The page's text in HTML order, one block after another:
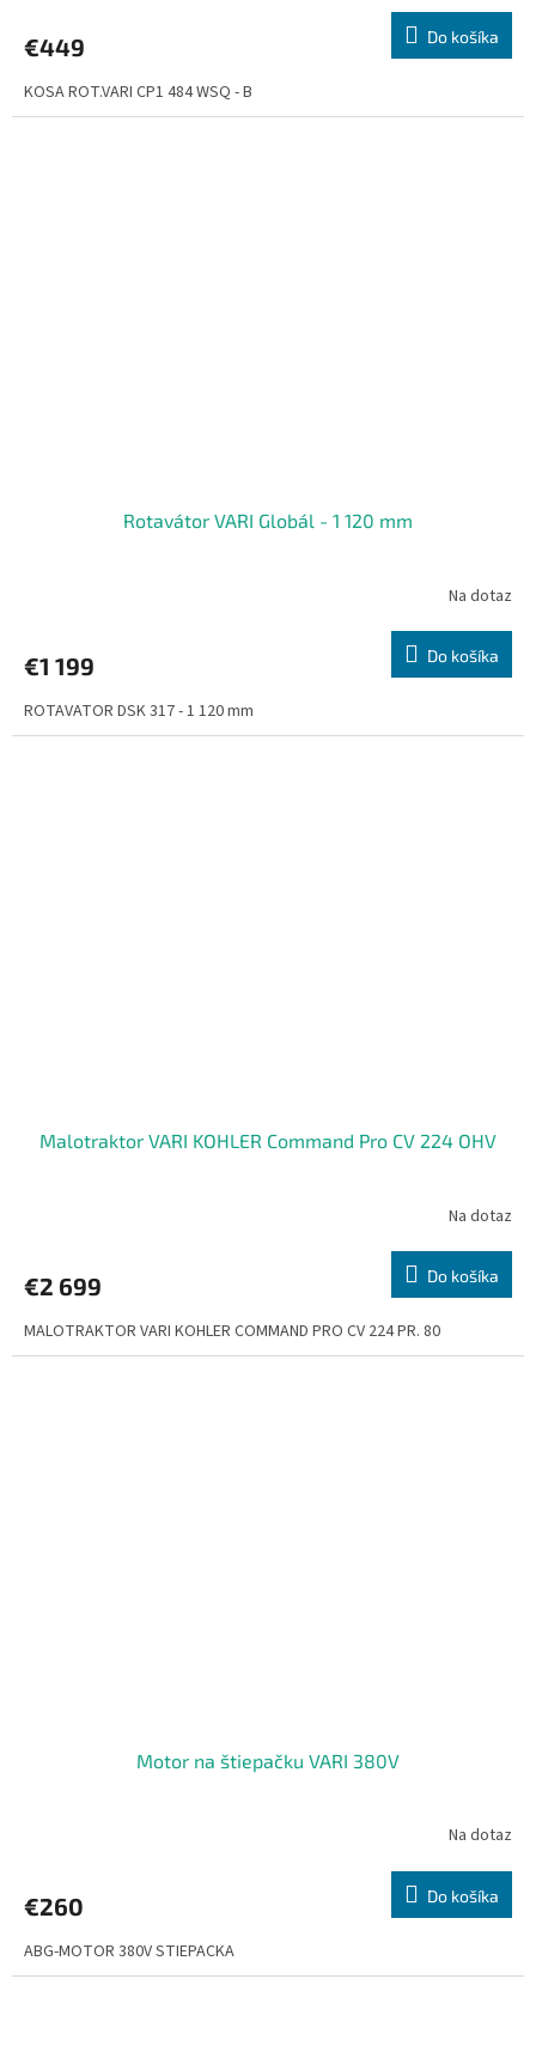
€449 Do košíka
KOSA ROT.VARI CP1 484 WSQ - B
Rotavátor VARI Globál - 1 120 mm
Na dotaz
€1 199 Do košíka
ROTAVATOR DSK 317 - 1 120 mm
Malotraktor VARI KOHLER Command Pro CV 224 OHV
Na dotaz
€2 699 Do košíka
MALOTRAKTOR VARI KOHLER COMMAND PRO CV 224 PR. 80
Motor na štiepačku VARI 380V
Na dotaz
€260 Do košíka
ABG-MOTOR 380V STIEPACKA